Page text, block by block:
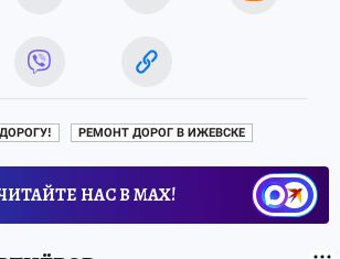
РЕМОНТ ДОРОГ В ИЖЕВСКЕ
НАС В МАХ!